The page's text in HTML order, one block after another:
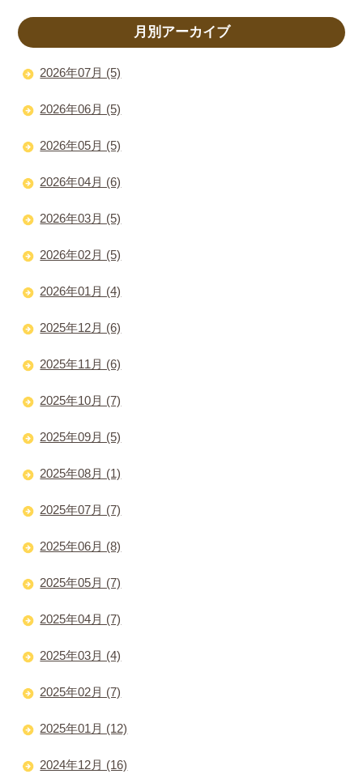
月別アーカイブ
2026年07月 (5)
2026年06月 (5)
2026年05月 (5)
2026年04月 (6)
2026年03月 (5)
2026年02月 (5)
2026年01月 (4)
2025年12月 (6)
2025年11月 (6)
2025年10月 (7)
2025年09月 (5)
2025年08月 (1)
2025年07月 (7)
2025年06月 (8)
2025年05月 (7)
2025年04月 (7)
2025年03月 (4)
2025年02月 (7)
2025年01月 (12)
2024年12月 (16)